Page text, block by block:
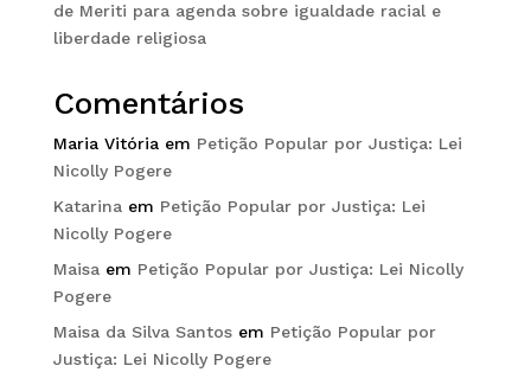
de Meriti para agenda sobre igualdade racial e
liberdade religiosa
Comentários
Maria Vitóriaem Petição Popular por Justiça: Lei
Nicolly Pogere
Katarinaem Petição Popular por Justiça: Lei
Nicolly Pogere
Maisaem Petição Popular por Justiça: Lei Nicolly
Pogere
Maisa da Silva Santosem Petição Popular por
Justiça: Lei Nicolly Pogere